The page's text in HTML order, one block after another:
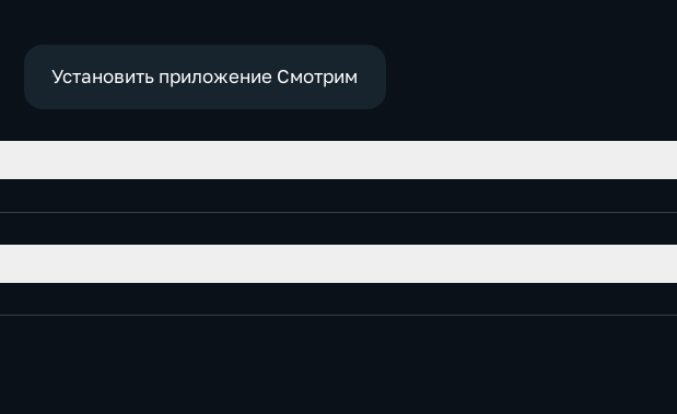
Установить приложение Смотрим